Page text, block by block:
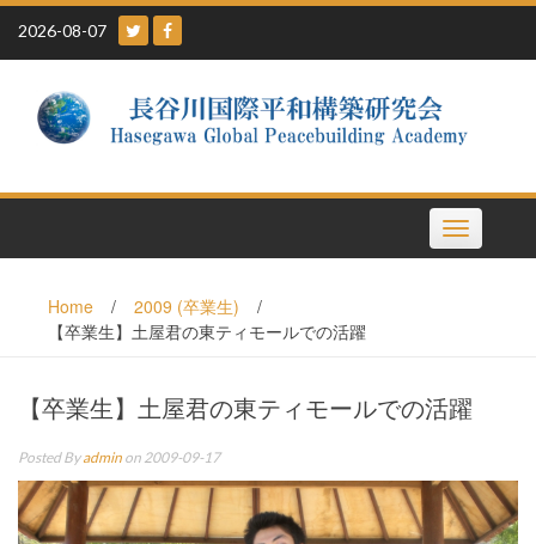
Skip
content
2026-08-07
Toggle
navigation
Home / 2009 (卒業生)
/
【卒業生】土屋君の東ティモールでの活躍
【卒業生】土屋君の東ティモールでの活躍
Posted Byadmin on 2009-09-17